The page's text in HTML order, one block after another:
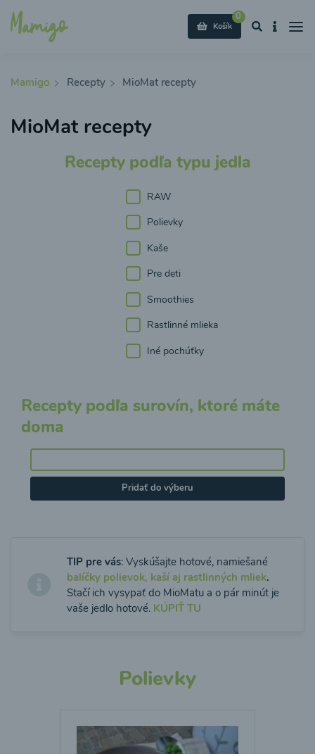
0
Košík
Mamigo Recepty MioMat recepty
MioMat recepty
Recepty podľa typu jedla
RAW
Polievky
Kaše
Pre deti
Smoothies
Rastlinné mlieka
Iné pochúťky
Recepty podľa surovín, ktoré máte
doma
Pridať do výberu
TIP pre vás: Vyskúšajte hotové, namiešané
balíčky polievok, kaší aj rastlinných mliek.
Stačí ich vysypať do MioMatu a o pár minút je
vaše jedlo hotové. KÚPIŤ TU
Polievky